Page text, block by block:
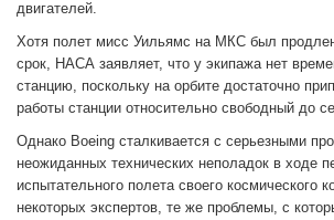
двигателей.
Хотя полет мисс Уильямс на МКС был
срок, НАСА заявляет, что у экипажа нет
станцию, поскольку на орбите достаточно
работы станции относительно свободный до
Однако Boeing сталкивается с серьезными
неожиданных технических неполадок в ходе
испытательного полета своего космического
некоторых экспертов, те же проблемы, с